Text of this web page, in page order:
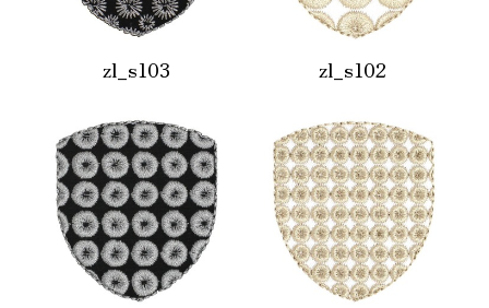
zl_s103 zl_s102